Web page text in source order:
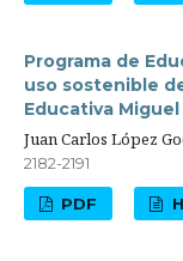
Programa de
uso sostenible
Educativa
Juan Carlos López
2182-2191
PDF